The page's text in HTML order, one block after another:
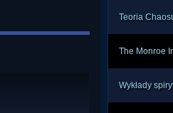
do myśli, że
poza
ufologia nadal
Teoria
The Monroe
Wykłady